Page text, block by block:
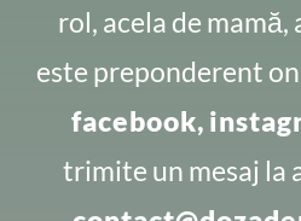
rol, acela de
este preponderent
facebook,
trimite un mesaj la